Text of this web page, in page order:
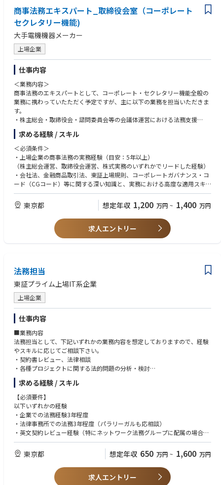
南アジア、インド、アフリカ、中東などの金融機関、投資会社、政府・外
郭団体などとの取引や事業提携に携わる機会が豊富にあります。
自由闊達でありながら節度のあるプロ集団です。マネジメントはロジカル
で、ボトムアップの提案発信も珍しくない、風通しのよい組織です。
商事法務エキスパート_取締役会室（コーポレート
セクレタリー機能)
大手電機機器メーカー
上場企業
仕事内容
＜業務内容＞
商事法務のエキスパートとして、コーポレート・セクレタリー機能全般の
業務に携わっていたただく予定ですが、主に以下の業務を担当いただきま
す。
・株主総会・取締役会・諮問委員会等の会議体運営における法務支援
・会社法、金融商品取引法、上場規則等に基づく法定開示書類の企画・作
成・管理
・コーポレート・ガバナンスや内部統制システムに関する企画・運用
・株主対応（議決権行使助言会社対応・株主提案対応等）における法務支
援
・定款・株式関連規程等の整備・運用
※会社の定める職務の範囲で今後変更となる可能性があります
＜アピールポイント＞
・当社はガバナンス、特にCEOの選解任などで、資本市場において高い評
価を受けており、ご自身のキャリア形成に有効なスキル・経験を積むこと
ができる役割・職場です。
・最高意思決定機関（取締役会）の運営に深く関与でき、法務の領域に留
業経営のリアルな意思決定プロセスに携わることができるポジションで
す。
・上場企業としての高度なガバナンス整備を、経営と共に推進する経験
は、キャリア価値が非常に高く、将来的なキャリアの幅も広がります（法
務部門・ガバナンス関連部門への展開も可）。
・取締役会室は少数精鋭の組織であり、一人ひとりの裁量・貢献度が大き
い環境です。
・ご自身でタイムマネジメントを行いながらフレキシブルに働くことがで
きる環境があります。
＜入社後のキャリアパス＞
・入社後は、取締役会室の法務エキスパートとして、取締役会室の法務運
営全般をリードしていただきます。
・将来的には、組織マネージャー、社内の法務部門など関連部門への人事
異動も検討される範囲です。
＜働き方について＞
準備期間を含め株主総会の時期（3～5月頃）は繁忙期となりますが、
11月～1月を中心に閑散期となり、年間を通じて繁閑のメリハリがある環
境です。
＜関連URL＞
・リコーのコーポレートガバナンス
https://jp.ricoh.com/governance/governance
求める経験 / スキル
＜必須条件＞
・上場企業の商事法務の実務経験（目安：5年以上）
（株主総会運営、取締役会運営、株式実務のいずれかでリードした経験）
・会社法、金融商品取引法、東証上場規則、コーポレートガバナンス・コ
ード（CGコード）等に関する深い知識と、実務における高度な適用スキ
ル
・ガバナンス体制構築や開示対応など、上場企業特有の法務課題を解決し
た経験
・社内外ステークホルダー（役員、社外役員、関係部門、社外弁護士等）
との調整のご経験
・ビジネスレベルの英語力
・上場企業の取締役会事務局、もしくはコーポレート・セクレタリー機能
での実務経験
・事業会社の法務部門や経営企画部門で、コーポレート法務を幅広く担当
したご経験
・ガバナンス改革（指名・報酬委員会の機能高度化、取締役会評価など）
や内部統制システムの構築・運用経験
・M&Aや組織再編等、会社法関連のプロジェクトのご経験
・弁護士資格（国内または海外）があれば尚可
＜求める人物像＞
・商事法務の専門性を基盤に、経営視点で課題を構造化し、解決策を提案
できる方
・機密性の高い情報を扱う中で、高い倫理観と透明性をもって行動できる
方
・社外役員・経営幹部など多様なステークホルダーと、信頼関係を構築で
きるコミュニケーション力
・経営判断の背景を理解しつつ、法務として独立した立場から助言できる
方
・新制度やガバナンス潮流（コーポレートガバナンス・コードなど）を学
び続ける姿勢を持つ方
東京都 想定年収 1,200 万円 ~ 1,400 万円
求人エントリー
法務担当
東証プライム上場IT系企業
上場企業
仕事内容
■業務内容
法務担当として、下記いずれかの業務内容を想定しておりますので、経験
やスキルに応じてご相談下さい。
・契約書レビュー、法律相談
・各種プロジェクトに関する法的問題の分析・検討
・新サービス立ち上げに伴う適用法令を踏まえたスキーム構築
・申込者への契約書・約款等策定、プライバシーポリシー検討
・交渉、紛争等の対応
求める経験 / スキル
【必須要件】
以下いずれかの経験
・企業での法務経験3年程度
・法律事務所での法務3年程度（パラリーガルも応相談）
・英文契約レビュー経験（特にネットワーク法務グループに配属の場合）
【歓迎要件】
・電気通信事業法等の知識
・メーカーあるいは通信事業（キャリアやベンダー）、 B2C事業会社での
東京都 想定年収 650 万円 ~ 1,600 万円
求人エントリー